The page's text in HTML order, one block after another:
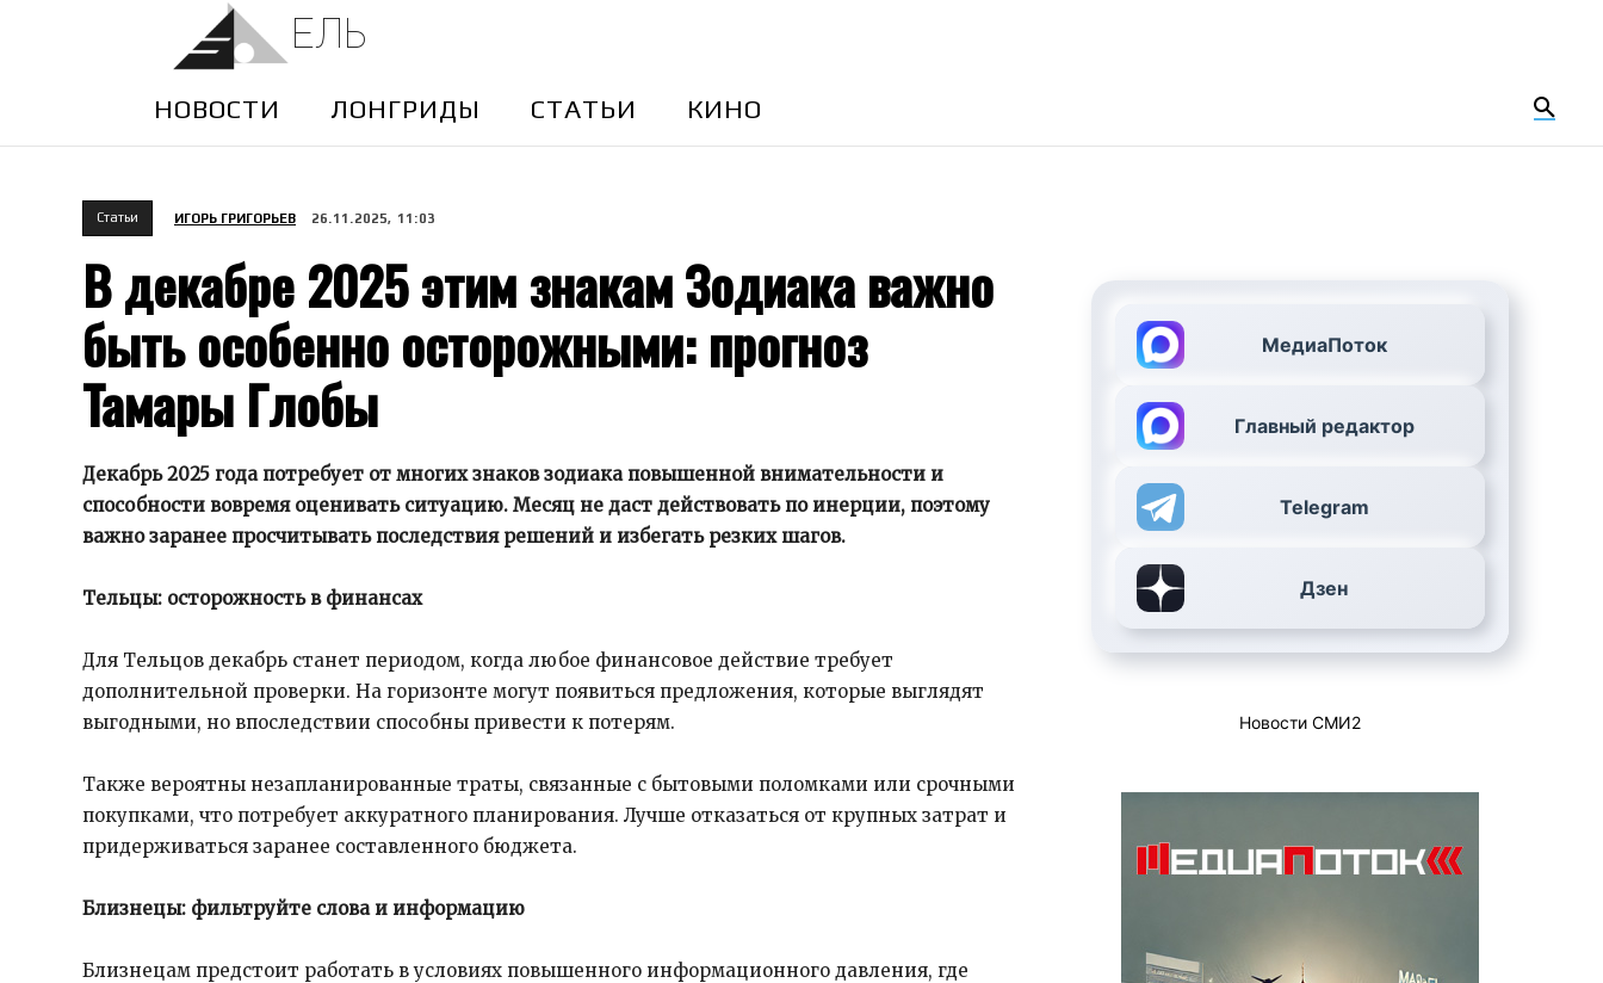
ЕЛЬ
НОВОСТИ ЛОНГРИДЫ CТАТЬИ КИНО
Cтатьи ИГОРЬ ГРИГОРЬЕВ 26.11.2025, 11:03
В декабре 2025 этим знакам Зодиака важно
быть особенно осторожными: прогноз
Тамары Глобы
Декабрь 2025 года потребует от многих знаков зодиака повышенной внимательности и
способности вовремя оценивать ситуацию. Месяц не даст действовать по инерции, поэтому
важно заранее просчитывать последствия решений и избегать резких шагов.
Тельцы: осторожность в финансах
Для Тельцов декабрь станет периодом, когда любое финансовое действие требует
дополнительной проверки. На горизонте могут появиться предложения, которые выглядят
выгодными, но впоследствии способны привести к потерям.
Также вероятны незапланированные траты, связанные с бытовыми поломками или срочными
покупками, что потребует аккуратного планирования. Лучше отказаться от крупных затрат и
придерживаться заранее составленного бюджета.
Близнецы: фильтруйте слова и информацию
Близнецам предстоит работать в условиях повышенного информационного давления, где
МедиаПоток
Главный редактор
Telegram
Дзен
Новости СМИ2